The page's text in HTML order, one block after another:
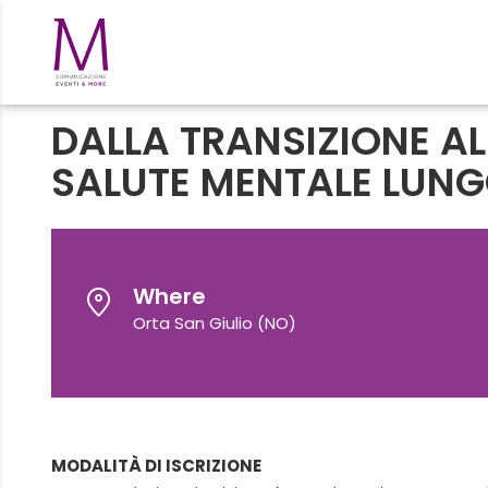
DALLA TRANSIZIONE
SALUTE MENTALE
Where
Orta San Giulio (NO)
MODALITÀ DI ISCRIZIONE